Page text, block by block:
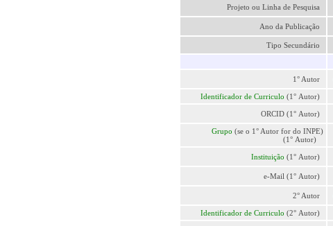
Projeto ou Linha de Pesquisa
Ano da Publicação
Tipo Secundário
1° Autor
Identificador de Curriculo (1° Autor)
ORCID (1° Autor)
Grupo (se o 1° Autor for do INPE)
(1° Autor)
Instituição (1° Autor)
e-Mail (1° Autor)
2° Autor
Identificador de Curriculo (2° Autor)